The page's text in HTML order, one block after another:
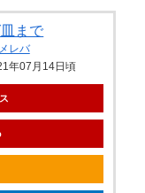
まで
レバ
年07月14日頃